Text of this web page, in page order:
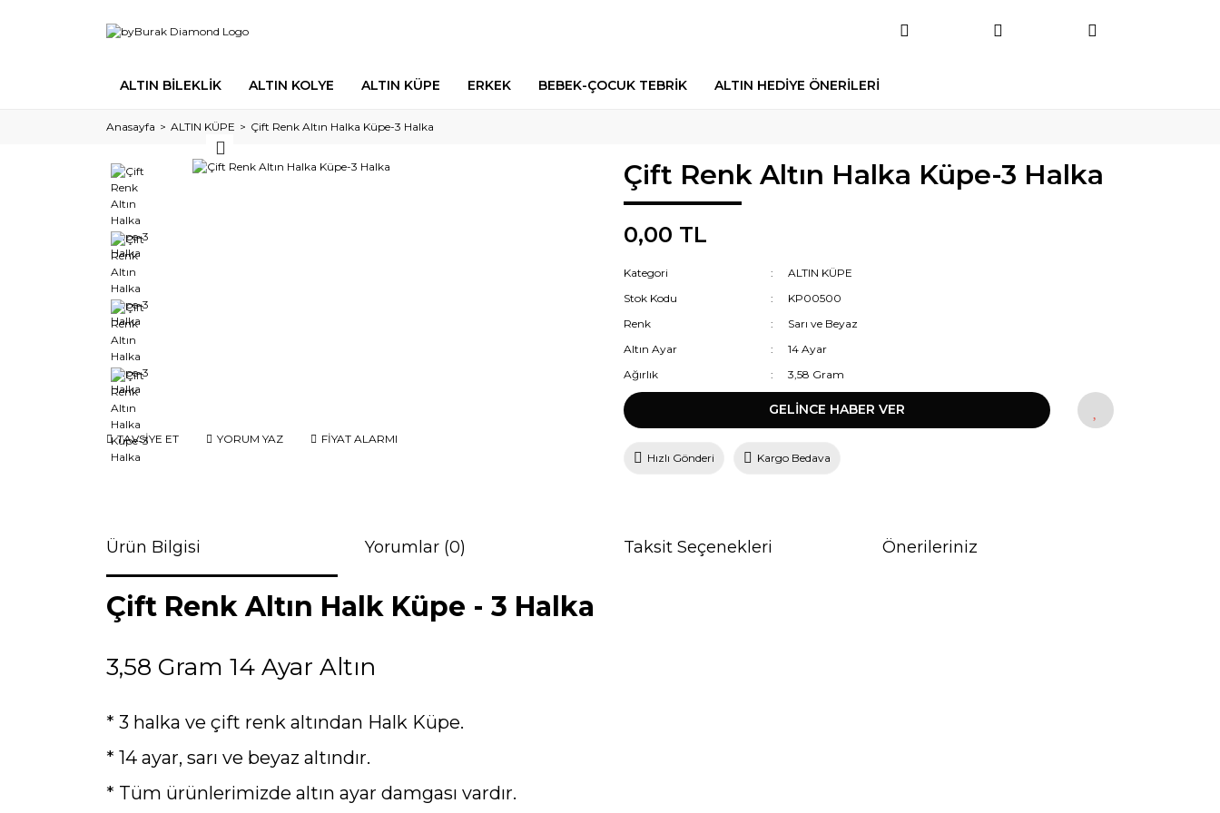
ALTIN BİLEKLİK ALTIN KOLYE ALTIN KÜPE ERKEK BEBEK-ÇOCUK TEBRİK ALTIN HEDİYE ÖNERİLERİ
Anasayfa ALTIN KÜPE Çift Renk Altın Halka Küpe-3 Halka
TAVSİYE ET YORUM YAZ FİYAT ALARMI
Çift Renk Altın Halka Küpe-3 Halka
0,00 TL
Kategori
ALTIN KÜPE
Stok Kodu
KP00500
Renk
Sarı ve Beyaz
Altın Ayar
14 Ayar
Ağırlık
3,58 Gram
GELİNCE HABER VER
Hızlı Gönderi Kargo Bedava
Ürün Bilgisi Yorumlar (0) Taksit Seçenekleri Önerileriniz
Çift Renk Altın Halk Küpe - 3 Halka
3,58 Gram 14 Ayar Altın
* 3 halka ve çift renk altından Halk Küpe.
* 14 ayar, sarı ve beyaz altındır.
* Tüm ürünlerimizde altın ayar damgası vardır.